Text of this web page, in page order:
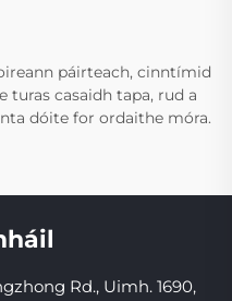
páirteach, cinntímid
turas casaidh tapa, rud a
dóite for ordaithe móra.
Rd., Uimh. 1690,